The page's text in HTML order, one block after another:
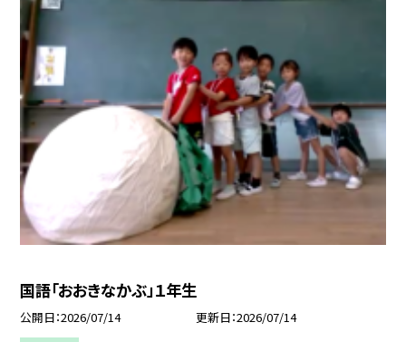
国語「おおきなかぶ」１年生
公開日 2026/07/14 更新日 2026/07/14